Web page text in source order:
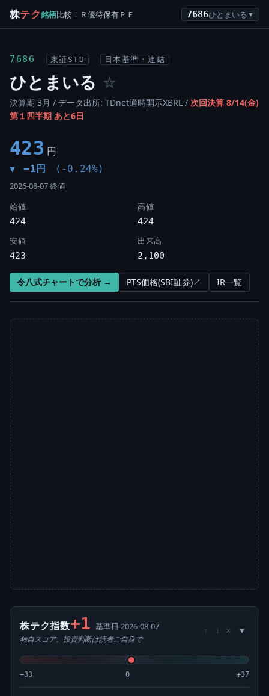
株テク銘柄比較 ＩＲ優待保有ＰＦ 7686ひとまいる ▼
7686 東証STD 日本基準・連結
ひとまいる ☆
決算期 3月 / データ出所: TDnet適時開示XBRL / 次回決算 8/14(金)
第１四半期 あと6日
423 円
▼ −1円 (-0.24%)
2026-08-07 終値
始値
424
高値
424
安値
423
出来高
2,100
令八式チャートで分析 → PTS価格(SBI証券)↗ IR一覧
株テク指数+1 基準日 2026-08-07
独自スコア。投資判断は読者ご自身で
↑ ↓ ×
−33 0 +37